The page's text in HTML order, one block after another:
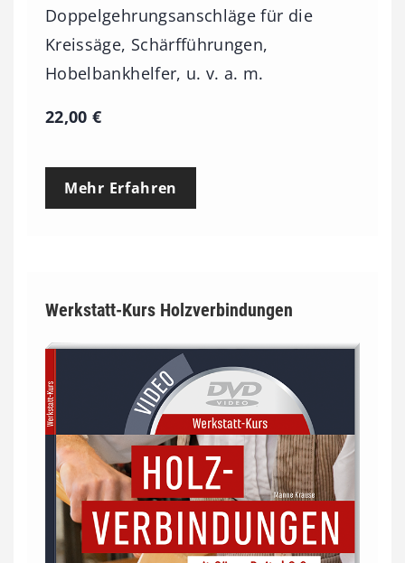
€
Doppelgehrungsanschläge für die
Kreissäge, Schärfführungen,
Hobelbankhelfer, u. v. a. m.
22,00€
Mehr Erfahren
Werkstatt-Kurs Holzverbindungen